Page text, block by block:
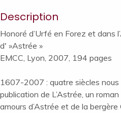
d'«Astrée»
Description
Honoré d’Urfé en Forez et dans
d' »Astrée »
EMCC, Lyon, 2007, 194 pages
1607-2007 : quatre siècles
publication de L’Astrée, un
amours d’Astrée et de la